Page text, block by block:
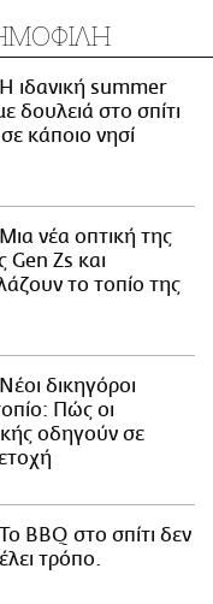
ιδανική summer
δουλειά στο σπίτι
κάποιο νησί
νέα οπτική της
Gen Zs και
το τοπίο της
δικηγόροι
Πώς οι
οδηγούν σε
BBQ στο σπίτι δεν
τρόπο.